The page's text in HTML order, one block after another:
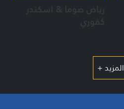
رياض صوما & اسكندر
كفوري
المزيد +